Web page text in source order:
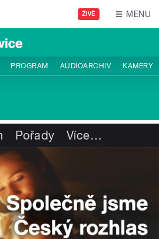
ŽIVĚ MENU
PROGRAM AUDIOARCHIV KAMERY
Pořady Více…